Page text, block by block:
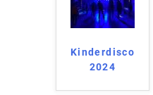
Kinderdisco
2024